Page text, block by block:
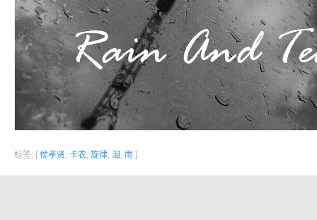
标签: [ 侯孝贤, 卡农, 旋律, 泪 , 雨 ]